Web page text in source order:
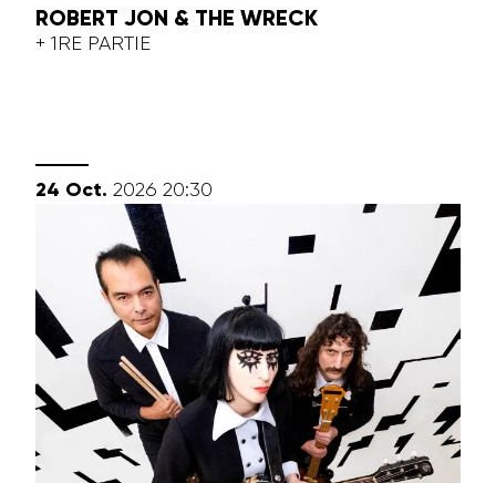
ROBERT JON & THE WRECK
+ 1RE PARTIE
24 octobre
Oct. 2026 20:30